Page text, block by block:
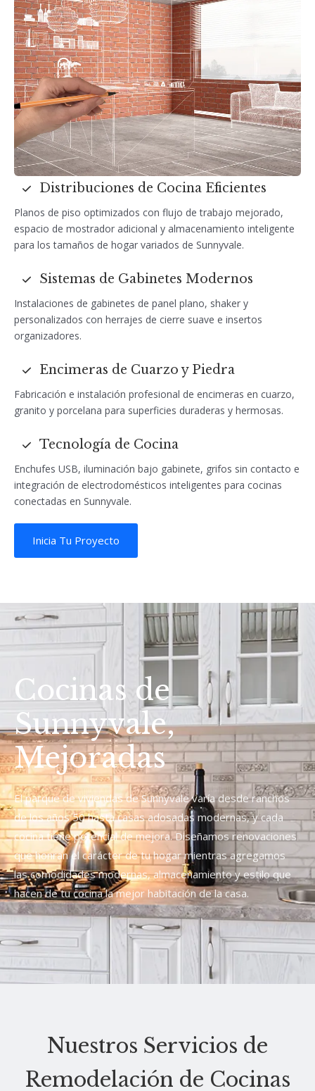
Distribuciones de Cocina Eficientes
Planos de piso optimizados con flujo de trabajo mejorado,
espacio de mostrador adicional y almacenamiento inteligente
para los tamaños de hogar variados de Sunnyvale.
Sistemas de Gabinetes Modernos
Instalaciones de gabinetes de panel plano, shaker y
personalizados con herrajes de cierre suave e insertos
organizadores.
Encimeras de Cuarzo y Piedra
Fabricación e instalación profesional de encimeras en cuarzo,
granito y porcelana para superficies duraderas y hermosas.
Tecnología de Cocina
Enchufes USB, iluminación bajo gabinete, grifos sin contacto e
integración de electrodomésticos inteligentes para cocinas
conectadas en Sunnyvale.
Inicia Tu Proyecto
Cocinas de
Sunnyvale,
Mejoradas
El parque de viviendas de Sunnyvale varía desde ranchos
de los años 50 hasta casas adosadas modernas, y cada
cocina tiene potencial de mejora. Diseñamos renovaciones
que honran el carácter de tu hogar mientras agregamos
las comodidades modernas, almacenamiento y estilo que
hacen de tu cocina la mejor habitación de la casa.
Nuestros Servicios de
Remodelación de Cocinas